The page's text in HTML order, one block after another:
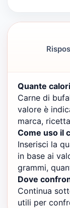
Quante
Carne di
valore è
marca,
Come uso il
Inserisci la
in base ai
grammi,
Dove
Continua
utili per